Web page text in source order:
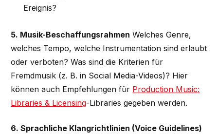
Ereignis?
5. Musik-Beschaffungsrahmen Welches Genre,
welches Tempo, welche Instrumentation sind erlaubt
oder verboten? Was sind die Kriterien für
Fremdmusik (z. B. in Social Media-Videos)? Hier
können auch Empfehlungen für Production Music:
Libraries & Licensing-Libraries gegeben werden.
6. Sprachliche Klangrichtlinien (Voice Guidelines)